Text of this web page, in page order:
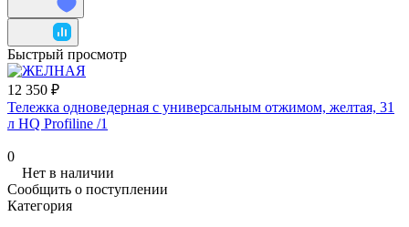
Быстрый просмотр
12 350 ₽
Тележка одноведерная с универсальным отжимом, желтая, 31
л HQ Profiline /1
0
Нет в наличии
Сообщить о поступлении
Категория